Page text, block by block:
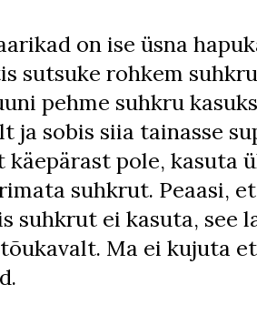
on ise üsna
sutsuke rohkem
pehme suhkru
ja sobis siia tainasse
käepärast pole, kasuta
suhkrut. Peaasi,
suhkrut ei kasuta, see
Ma ei kujuta